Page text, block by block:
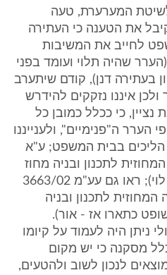
לשיטת המערערת, טעה
את הטענה כי העתירה
לחייב את המשיבות
שהיה תלוי ועומד בפני
בעתירה דנן), קודם שיתערב
איננו נזקקים להידרש
נציין, כי ככלל כמובן כל
הערר ה"פנימיים", ולענייננו
הליכים בבית המשפט; ע"א
המחוזית לתכנון ובניה מחוז
צפון, פ"ד נו(4) 38 (השופט לוי); ראו גם עע"מ 3663/02
המחוזית לתכנון ובניה
פ"ד נז(2) 882 (השופט כתארו אז - אור).
ניתן היה לעמוד על קיומו
מסקנה כי יש מקום
לנכון לשוב ולהטעים,